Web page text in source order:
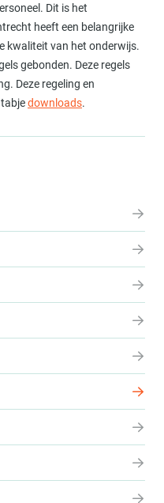
Dit is het
heeft een belangrijke
kwaliteit van het onderwijs.
gebonden. Deze regels
Deze regeling en
downloads.